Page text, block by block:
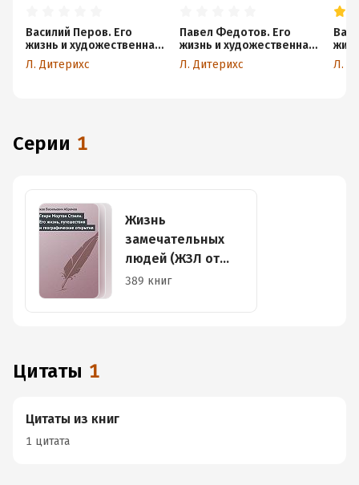
Василий Перов. Его
жизнь и художественная
деятельность
Л. Дитерихс
Павел Федотов. Его
жизнь и художественная
деятельность
Л. Дитерихс Л.
Серии 1
Жизнь
замечательных
людей (ЖЗЛ от
Павленкова)
389 книг
Цитаты 1
Цитаты из книг
1 цитата